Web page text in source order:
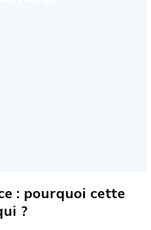
: pourquoi cette
?